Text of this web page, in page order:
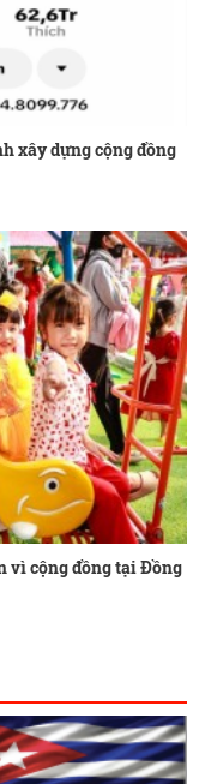
xây dựng cộng đồng
vì cộng đồng tại Đồng